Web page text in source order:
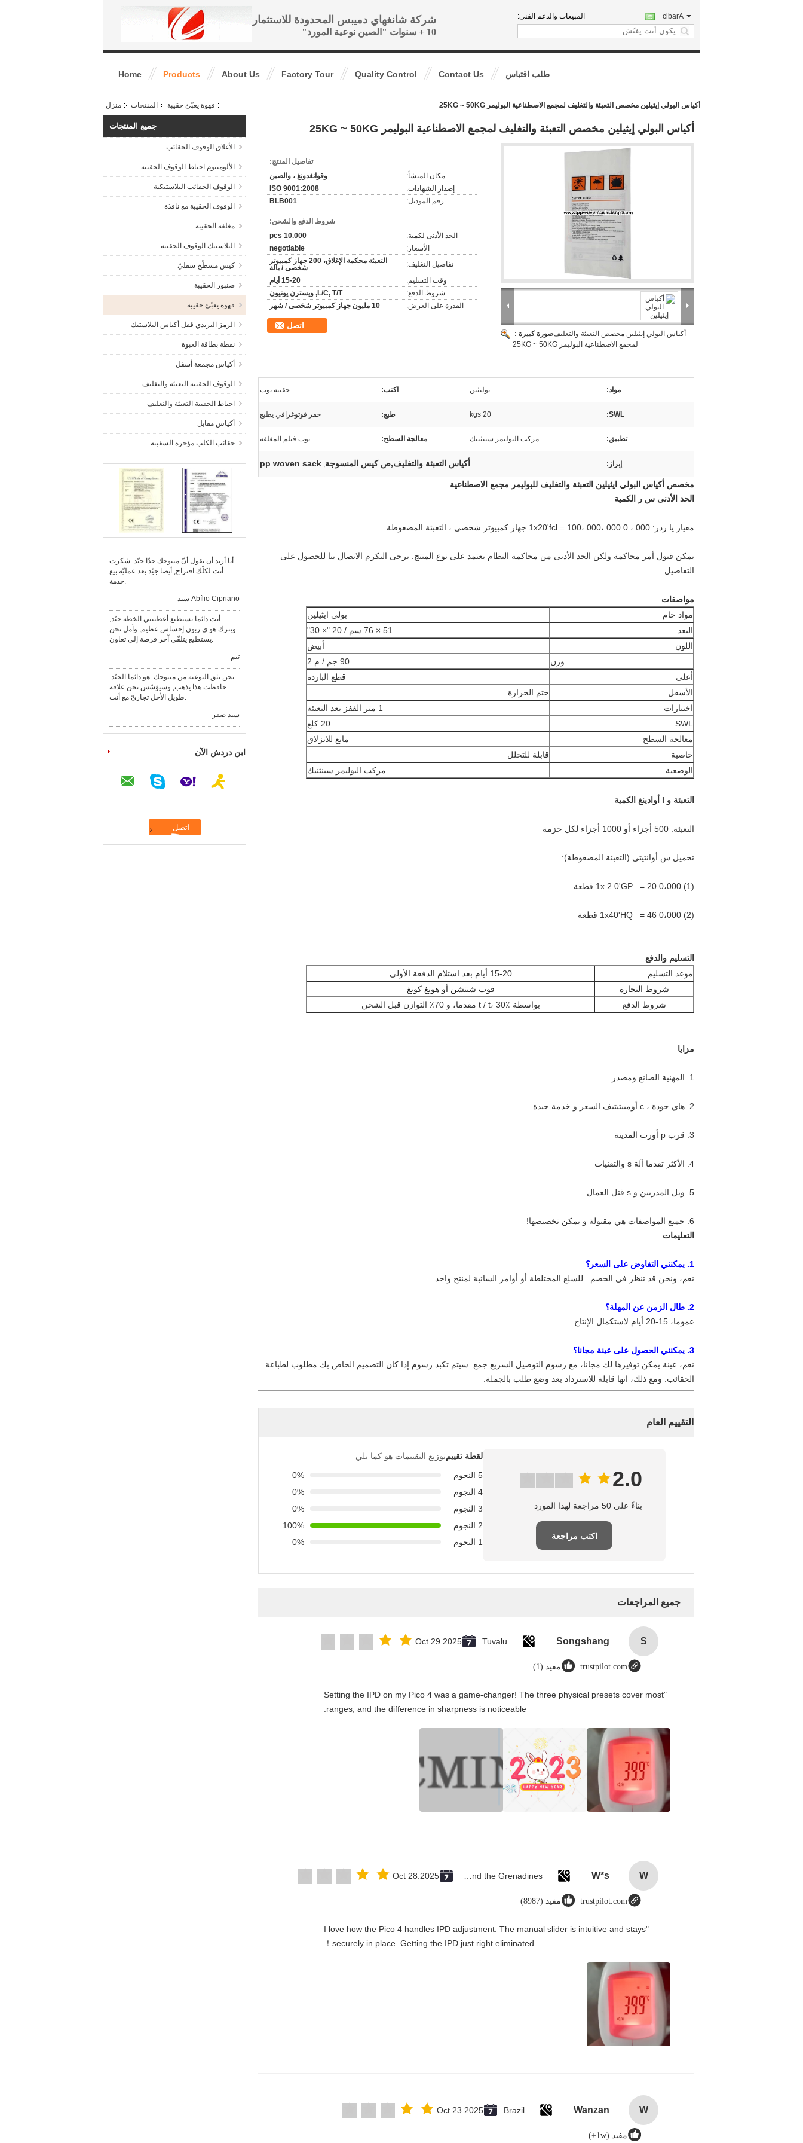
شركة شانغهاي دميبس المحدودة للاستثمار
10 + سنوات "الصين نوعية المورد"
المبيعات والدعم الفنى: Arabic
search
Home Products About Us Factory Tour Quality Control Contact Us طلب اقتباس
منزل المنتجات قهوة يعبّئ حقيبة أكياس البولي إيثيلين مخصص التعبئة والتغليف لمجمع الاصطناعية البوليمر 25KG ~ 50KG
جميع المنتجات
الأغلاق الوقوف الحقائب
الألومنيوم احباط الوقوف الحقيبة
الوقوف الحقائب البلاستيكية
الوقوف الحقيبة مع نافذة
مغلفة الحقيبة
البلاستيك الوقوف الحقيبة
كيس مسطّح سفليّ
صنبور الحقيبة
قهوة يعبّئ حقيبة
الرمز البريدي قفل أكياس البلاستيك
نفطة بطاقة العبوة
أكياس مجمعة أسفل
الوقوف الحقيبة التعبئة والتغليف
احباط الحقيبة التعبئة والتغليف
أكياس مقابل
حقائب الكلب مؤخرة السفينة
أنا أريد أن يقول أنّ منتوجك جدّا جيّد. شكرت
أنت لكلّك اقتراح, أيضا جيّد بعد عمليّة بيع
خدمة.
—— سيد Abílio Cipriano
أنت دائما يستطيع أعطيتني الخطة جيّد,
ويترك هو ي زبون إحساس عظيم, وآمل نحن
يستطيع يتلقّى آخر فرصة إلى تعاون.
—— تيم
نحن نثق النوعية من منتوجك. هو دائما الجيّد.
حافظت هذا يذهب, وسيؤسّس نحن علاقة
طويل الأجل تجاريّ مع أنت.
—— سيد صفر
ابن دردش الآن
أكياس البولي إيثيلين مخصص التعبئة والتغليف لمجمع الاصطناعية البوليمر 25KG ~ 50KG
صورة كبيرة :أكياس البولي إيثيلين مخصص التعبئة والتغليف
لمجمع الاصطناعية البوليمر 25KG ~ 50KG
تفاصيل المنتج:
مكان المنشأ:
وقوانغدونغ ، والصين
إصدار الشهادات:
ISO 9001:2008
رقم الموديل:
BLB001
شروط الدفع والشحن:
الحد الأدنى لكمية:
10.000 pcs
الأسعار:
negotiable
تفاصيل التغليف:
التعبئة محكمة الإغلاق، 200 جهاز كمبيوتر
شخصى / بالة
وقت التسليم:
15-20 أيام
شروط الدفع:
L/C, T/T, ويسترن يونيون
القدرة على العرض:
10 مليون جهاز كمبيوتر شخصى / شهر
اتصل
مواد: بوليثين اكتب: حقيبة بوب
SWL:
20 kgs طبع: حفر فوتوغرافي يطبع
تطبيق: مركب البوليمر سينثنيك معالجة السطح: بوب فيلم المغلفة
إبراز: أكياس التعبئة والتغليف,ص كيس المنسوجة,
pp woven sack
مخصص أكياس البولي ايثيلين التعبئة والتغليف للبوليمر مجمع الاصطناعية
الحد الأدنى س ر الكمية
معيار يا ردر: 1x20'fcl = 100، 000، 000 0 ، 000 جهاز كمبيوتر شخصى ، التعبئة المضغوطة.
يمكن قبول أمر محاكمة ولكن الحد الأدنى من محاكمة النظام يعتمد على نوع المنتج.
يرجى التكرم الاتصال بنا للحصول على
التفاصيل.
مواصفات
مواد خام
بولي ايثيلين
البعد
51 × 76 سم / 20 "× 30"
اللون
أبيض
وزن
90 جم / م 2
أعلى
قطع الباردة
الأسفل
ختم الحرارة
اختبارات
1 متر القفز بعد التعبئة
SWL
20 كلغ
معالجة السطح
مانع للانزلاق
خاصية
قابلة للتحلل
الوضعية
مركب البوليمر سينثنيك
التعبئة و l أوادينغ الكمية
التعبئة: 500 أجزاء أو 1000 أجزاء لكل حزمة
تحميل س أوانتيتي (التعبئة المضغوطة):
(1) 1x
2 0'GP = 20 0،000 قطعة
(2) 1x40'HQ
= 46 0،000 قطعة
التسليم والدفع
موعد التسليم
15-20 أيام بعد استلام الدفعة الأولى
شروط التجارة
فوب شنتشن أو هونغ كونغ
شروط الدفع
بواسطة t / t، 30٪ مقدما، و 70٪ التوازن قبل الشحن
مزايا
1. المهنية الصانع ومصدر
2. هاي جودة ، c أومبيتيتيف السعر و خدمة جيدة
3. قرب p أورت المدينة
4. الأكثر تقدما آلة s والتقنيات
5. ويل المدربين و s قتل العمال
6. جميع المواصفات هي مقبولة و يمكن تخصيصها!
التعليمات
1. يمكنني التفاوض على السعر؟
نعم، ونحن قد تنظر في الخصم للسلع المختلطة أو أوامر السائبة لمنتج واحد.
2. طال الزمن عن المهلة؟
عموما، 15-20 أيام لاستكمال الإنتاج.
3. يمكنني الحصول على عينة مجانا؟
نعم، عينة يمكن توفيرها لك مجانا، مع رسوم التوصيل السريع جمع. سيتم تكبد رسوم إذا كان التصميم الخاص بك مطلوب لطباعة
الحقائب. ومع ذلك، انها قابلة للاسترداد بعد وضع طلب بالجملة.
التقييم العام
2.0
بناءً على 50 مراجعة لهذا المورد
اكتب مراجعة
لقطة تقييمتوزيع التقييمات هو كما يلي
5 النجوم
0%
4 النجوم
0%
3 النجوم
0%
2 النجوم
100%
1 النجوم
0%
جميع المراجعات
S
Songshang
Tuvalu
Oct 29.2025
trustpilot.com مفيد (1)
"Setting the IPD on my Pico 4 was a game-changer! The three physical presets cover most
ranges, and the difference in sharpness is noticeable.
W
W*s
Oct 28.2025
trustpilot.com مفيد (8987)
"I love how the Pico 4 handles IPD adjustment. The manual slider is intuitive and stays
securely in place. Getting the IPD just right eliminated！
W
Wanzan
Brazil
Oct 23.2025
مفيد (1w+)